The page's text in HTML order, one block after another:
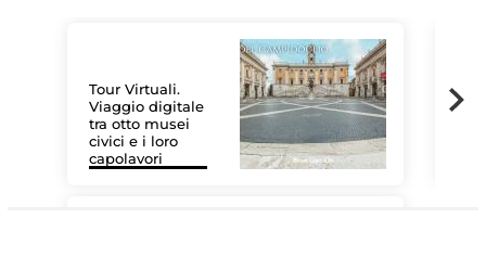
Tour Virtuali.
Viaggio digitale
tra otto musei
civici e i loro
capolavori